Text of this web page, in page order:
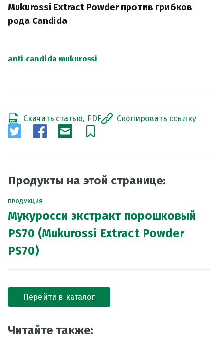
Mukurossi Extract Powder против грибков
рода Candida
anti candida mukurossi
Скачать статью, PDF Скопировать ссылку
Продукты на этой странице:
ПРОДУКЦИЯ
Мукуросси экстракт порошковый
PS70 (Mukurossi Extract Powder
PS70)
Перейти в каталог
Читайте также: